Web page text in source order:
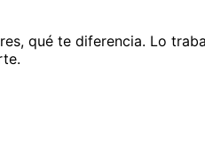
qué te diferencia. Lo